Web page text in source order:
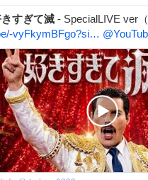
すぎて滅 - SpecialLIVE ver
vyFkymBFgo?si…